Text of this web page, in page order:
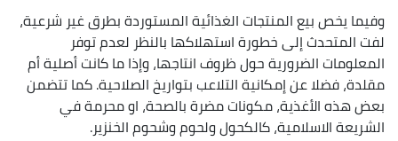
وفيما يخص بيع المنتجات الغذائية المستوردة بطرق غير شرعية،
لفت المتحدث إلى خطورة استهلاكها بالنظر لعدم توفر
المعلومات الضرورية حول ظروف انتاجها، وإذا ما كانت أصلية أم
مقلدة، فضلا عن إمكانية التلاعب بتواريخ الصلاحية. كما تتضمن
بعض هذه الأغذية، مكونات مضرة بالصحة، او محرمة في
الشريعة الاسلامية، كالكحول ولحوم وشحوم الخنزير.